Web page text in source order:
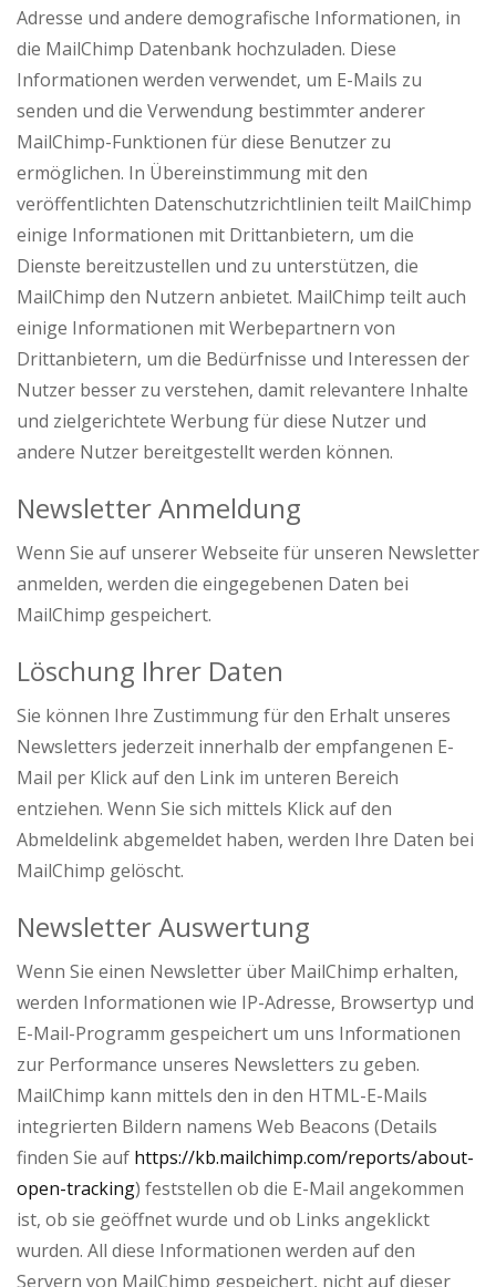
Adresse und andere demografische Informationen, in
die MailChimp Datenbank hochzuladen. Diese
Informationen werden verwendet, um E-Mails zu
senden und die Verwendung bestimmter anderer
MailChimp-Funktionen für diese Benutzer zu
ermöglichen. In Übereinstimmung mit den
veröffentlichten Datenschutzrichtlinien teilt MailChimp
einige Informationen mit Drittanbietern, um die
Dienste bereitzustellen und zu unterstützen, die
MailChimp den Nutzern anbietet. MailChimp teilt auch
einige Informationen mit Werbepartnern von
Drittanbietern, um die Bedürfnisse und Interessen der
Nutzer besser zu verstehen, damit relevantere Inhalte
und zielgerichtete Werbung für diese Nutzer und
andere Nutzer bereitgestellt werden können.
Newsletter Anmeldung
Wenn Sie auf unserer Webseite für unseren Newsletter
anmelden, werden die eingegebenen Daten bei
MailChimp gespeichert.
Löschung Ihrer Daten
Sie können Ihre Zustimmung für den Erhalt unseres
Newsletters jederzeit innerhalb der empfangenen E-
Mail per Klick auf den Link im unteren Bereich
entziehen. Wenn Sie sich mittels Klick auf den
Abmeldelink abgemeldet haben, werden Ihre Daten bei
MailChimp gelöscht.
Newsletter Auswertung
Wenn Sie einen Newsletter über MailChimp erhalten,
werden Informationen wie IP-Adresse, Browsertyp und
E-Mail-Programm gespeichert um uns Informationen
zur Performance unseres Newsletters zu geben.
MailChimp kann mittels den in den HTML-E-Mails
integrierten Bildern namens Web Beacons (Details
finden Sie auf https://kb.mailchimp.com/reports/about-
open-tracking) feststellen ob die E-Mail angekommen
ist, ob sie geöffnet wurde und ob Links angeklickt
wurden. All diese Informationen werden auf den
Servern von MailChimp gespeichert, nicht auf dieser